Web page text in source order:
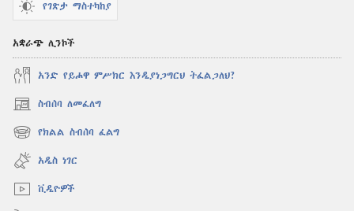
የገጽታ ማስተካከያ
አቋራጭ ሊንኮች
አንድ የይሖዋ ምሥክር እንዲያነጋግርህ ትፈልጋለህ?
ስብሰባ ለመፈለግ
(አዲስ
ዊንዶው
ክፈት)
የክልል ስብሰባ ፈልግ
(አዲስ
ዊንዶው
ክፈት)
አዲስ ነገር
ቪዲዮዎች